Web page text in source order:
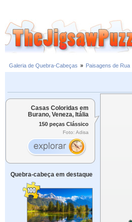
Galeria de Quebra-Cabeças » Paisagens de Rua
Casas Coloridas em
Burano, Veneza, Itália
150 peças Clássico
Foto: Adisa
Quebra-cabeça em destaque